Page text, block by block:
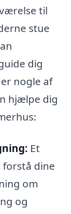
til
stue
dig
nogle af
hjælpe dig
Et
dine
om
og